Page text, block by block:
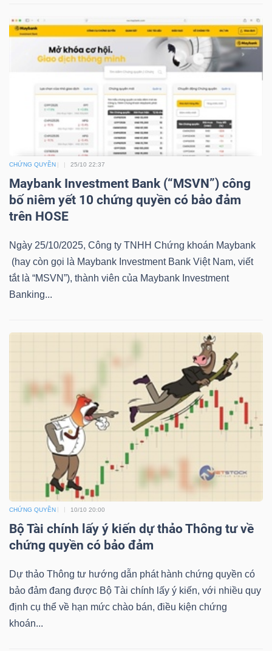
CHỨNG QUYỀN 25/10 22:37
Maybank Investment Bank (“MSVN”) công
bố niêm yết 10 chứng quyền có bảo đảm
trên HOSE
Ngày 25/10/2025, Công ty TNHH Chứng khoán Maybank
(hay còn gọi là Maybank Investment Bank Việt Nam, viết
tắt là “MSVN”), thành viên của Maybank Investment
Banking...
CHỨNG QUYỀN 10/10 20:00
Bộ Tài chính lấy ý kiến dự thảo Thông tư về
chứng quyền có bảo đảm
Dự thảo Thông tư hướng dẫn phát hành chứng quyền có
bảo đảm đang được Bộ Tài chính lấy ý kiến, với nhiều quy
định cụ thể về hạn mức chào bán, điều kiện chứng
khoán...
TRUY
DỮ
Ngành
(-)
VS-
SECTOR
NĂNG
VẬT
CÔNG
NGHIỆP
TIÊU
DÙNG
KHÔNG